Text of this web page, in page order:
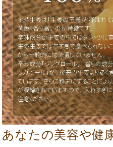
あなたの美容や健